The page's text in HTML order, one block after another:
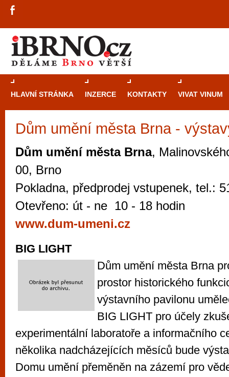
HLAVNÍ STRÁNKA INZERCE KONTAKTY VIVAT VINUM
Dům umění města Brna -
Dům umění města Brna,
00, Brno
Pokladna, předprodej vstupenek, tel.:
Otevřeno: út - ne 10 - 18 hodin
www.dum-umeni.cz
BIG LIGHT
Dům umění města Brna
prostor historického
výstavního pavilonu
BIG LIGHT pro účely
experimentální laboratoře a informačního
několika nadcházejících měsíců bude
Domu umění přeměněn na zázemí pro
Průvodce
Brně: Od
automaty
Brno je
zajímavé
restaurace,
Mimo jiné je ale také místem, kde si
metropoli naleznete širokou nabídku her
po moderní automaty jak pro pravidelné
příležitostné hráče. V...